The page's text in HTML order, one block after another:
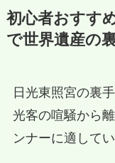
初心者おすす
で世界遺産の
日光東照宮の裏
光客の喧騒から
ンナーに適してい